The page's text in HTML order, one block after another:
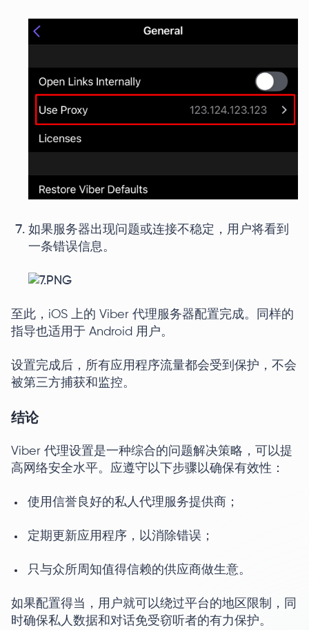
如果服务器出现问题或连接不稳定，用户将看到
一条错误信息。
至此，iOS 上的 Viber 代理服务器配置完成。同样的
指导也适用于 Android 用户。
设置完成后，所有应用程序流量都会受到保护，不会
被第三方捕获和监控。
结论
Viber 代理设置是一种综合的问题解决策略，可以提
高网络安全水平。应遵守以下步骤以确保有效性：
使用信誉良好的私人代理服务提供商；
定期更新应用程序，以消除错误；
只与众所周知值得信赖的供应商做生意。
如果配置得当，用户就可以绕过平台的地区限制，同
时确保私人数据和对话免受窃听者的有力保护。